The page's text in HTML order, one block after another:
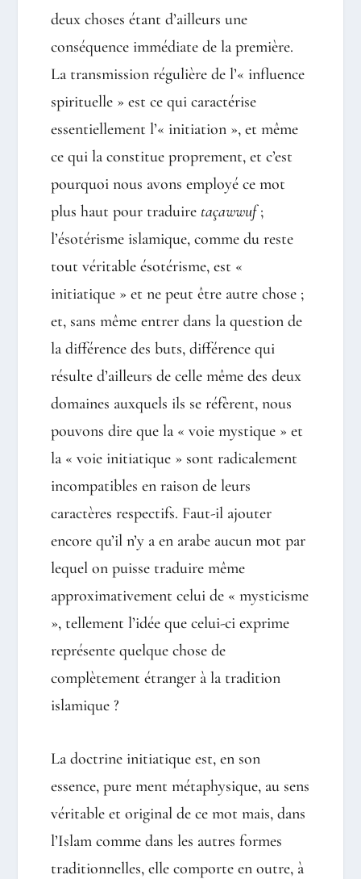
deux choses étant d’ailleurs une
conséquence immédiate de la première.
La transmission régulière de l’« influence
spirituelle » est ce qui caractérise
essentiellement l’« initiation », et même
ce qui la constitue proprement, et c’est
pourquoi nous avons employé ce mot
plus haut pour traduire taçawwuf;
l’ésotérisme islamique, comme du reste
tout véritable ésotérisme, est «
initiatique » et ne peut être autre chose ;
et, sans même entrer dans la question de
la différence des buts, différence qui
résulte d’ailleurs de celle même des deux
domaines auxquels ils se réfèrent, nous
pouvons dire que la « voie mystique » et
la « voie initiatique » sont radicalement
incompatibles en raison de leurs
caractères respectifs. Faut-il ajouter
encore qu’il n’y a en arabe aucun mot par
lequel on puisse traduire même
approximativement celui de « mysticisme
», tellement l’idée que celui-ci exprime
représente quelque chose de
complètement étranger à la tradition
islamique ?
La doctrine initiatique est, en son
essence, pure ment métaphysique, au sens
véritable et original de ce mot mais, dans
l’Islam comme dans les autres formes
traditionnelles, elle comporte en outre, à